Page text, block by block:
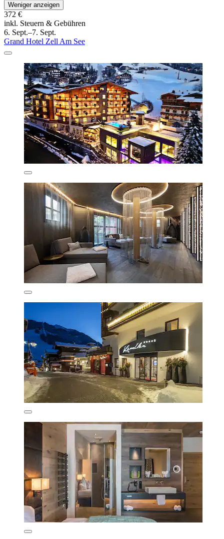
Weniger anzeigen
372 €
inkl. Steuern & Gebühren
6. Sept.–7. Sept.
Grand Hotel Zell Am See